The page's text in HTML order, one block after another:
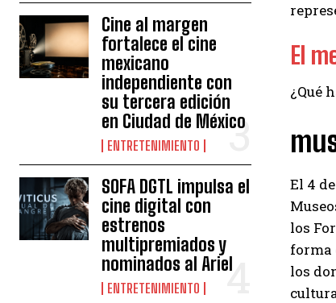
Cine al margen
fortalece el cine
mexicano
independiente con
su tercera edición
en Ciudad de México
ENTRETENIMIENTO
SOFA DGTL impulsa el
cine digital con
estrenos
multipremiados y
nominados al Ariel
ENTRETENIMIENTO
El
¿Qué
El 4
los
forma
los